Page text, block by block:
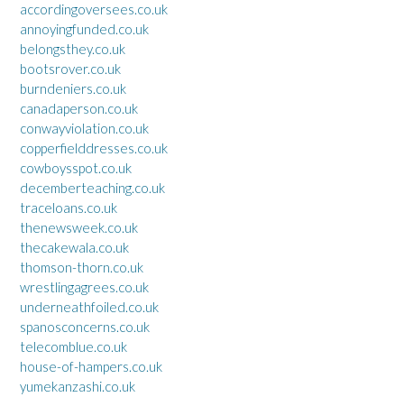
accordingoversees.co.uk
annoyingfunded.co.uk
belongsthey.co.uk
bootsrover.co.uk
burndeniers.co.uk
canadaperson.co.uk
conwayviolation.co.uk
copperfielddresses.co.uk
cowboysspot.co.uk
decemberteaching.co.uk
traceloans.co.uk
thenewsweek.co.uk
thecakewala.co.uk
thomson-thorn.co.uk
wrestlingagrees.co.uk
underneathfoiled.co.uk
spanosconcerns.co.uk
telecomblue.co.uk
house-of-hampers.co.uk
yumekanzashi.co.uk